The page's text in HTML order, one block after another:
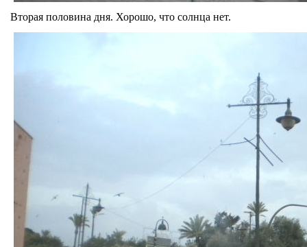
Вторая половина дня. Хорошо, что солнца нет.